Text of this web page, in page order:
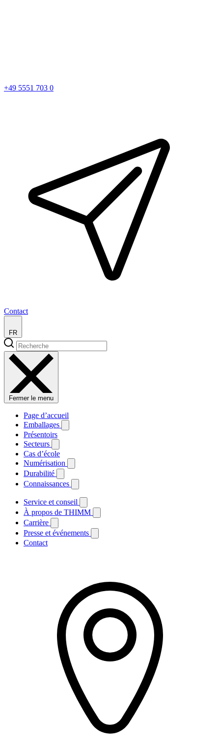
+49 5551 703 0
Contact
FR
Fermer le menu
Page d’accueil
Emballages
Présentoirs
Secteurs
Cas d’école
Numérisation
Durabilité
Connaissances
Service et conseil
À propos de THIMM
Carrière
Presse et événements
Contact